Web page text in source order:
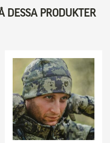
DESSA PRODUKTER